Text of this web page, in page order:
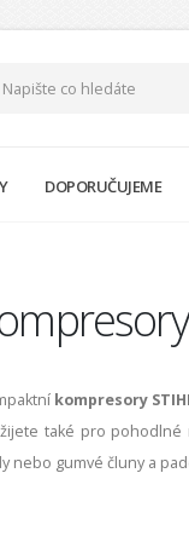
DOPORUČUJEME
kompresory
také pro pohodlné
nebo gumvé čluny a